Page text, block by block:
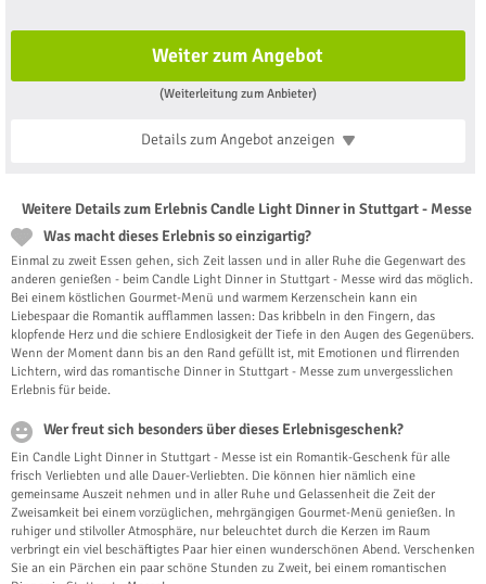
Weiter zum Angebot
(Weiterleitung zum Anbieter)
Details zum Angebotanzeigen
Weitere Details zum Erlebnis Candle Light Dinner in Stuttgart - Messe
Was macht dieses Erlebnis so einzigartig?
Einmal zu zweit Essen gehen, sich Zeit lassen und in aller Ruhe die Gegenwart des
anderen genießen - beim Candle Light Dinner in Stuttgart - Messe wird das möglich.
Bei einem köstlichen Gourmet-Menü und warmem Kerzenschein kann ein
Liebespaar die Romantik aufflammen lassen: Das kribbeln in den Fingern, das
klopfende Herz und die schiere Endlosigkeit der Tiefe in den Augen des Gegenübers.
Wenn der Moment dann bis an den Rand gefüllt ist, mit Emotionen und flirrenden
Lichtern, wird das romantische Dinner in Stuttgart - Messe zum unvergesslichen
Erlebnis für beide.
Wer freut sich besonders über dieses Erlebnisgeschenk?
Ein Candle Light Dinner in Stuttgart - Messe ist ein Romantik-Geschenk für alle
frisch Verliebten und alle Dauer-Verliebten. Die können hier nämlich eine
gemeinsame Auszeit nehmen und in aller Ruhe und Gelassenheit die Zeit der
Zweisamkeit bei einem vorzüglichen, mehrgängigen Gourmet-Menü genießen. In
ruhiger und stilvoller Atmosphäre, nur beleuchtet durch die Kerzen im Raum
verbringt ein viel beschäftigtes Paar hier einen wunderschönen Abend. Verschenken
Sie an ein Pärchen ein paar schöne Stunden zu Zweit, bei einem romantischen